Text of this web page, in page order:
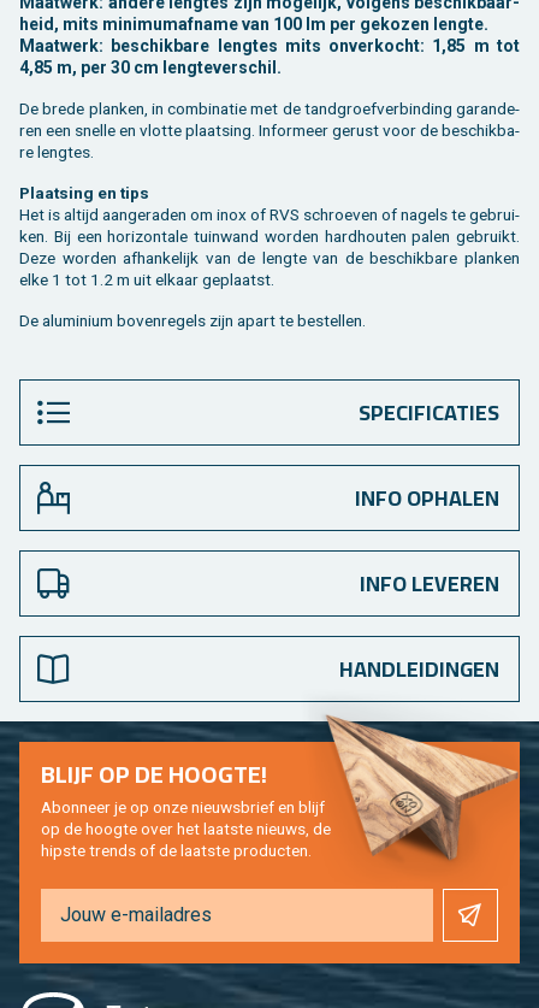
heid, mits mi­ni­mum­af­na­me van 100 lm per ge­ko­zen leng­te.
Maat­werk: be­schik­ba­re leng­tes mits on­ver­kocht: 1,85 m tot
4,85 m, per 30 cm leng­te­ver­schil.
De brede plan­ken, in com­bi­na­tie met de tand­groef­ver­bin­ding ga­ran­de­
ren een snel­le en vlot­te plaat­sing. In­for­meer ge­rust voor de be­schik­ba­
re leng­tes.
Plaat­sing en tips
Het is al­tijd aan­ge­ra­den om inox of RVS schroe­ven of na­gels te ge­brui­
ken. Bij een ho­ri­zon­ta­le tuin­wand wor­den hard­hou­ten palen ge­bruikt.
Deze wor­den af­han­ke­lijk van de leng­te van de be­schik­ba­re plan­ken
elke 1 tot 1.2 m uit el­kaar ge­plaatst.
De alu­mi­ni­um bo­ven­re­gels zijn apart te be­stel­len.
SPECIFICATIES
INFO OPHALEN
INFO LEVEREN
HANDLEIDINGEN
BLIJF OP DE HOOG­TE!
Abon­neer je op onze nieuws­brief en blijf
op de hoog­te over het laat­ste nieuws, de
hip­s­te trends of de laat­ste pro­duc­ten.